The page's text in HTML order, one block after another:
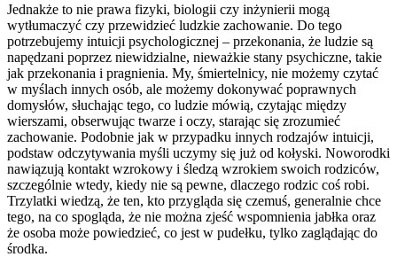
Jednakże to nie prawa fizyki, biologii czy inżynierii mogą
wytłumaczyć czy przewidzieć ludzkie zachowanie. Do tego
potrzebujemy intuicji psychologicznej – przekonania, że ludzie są
napędzani poprzez niewidzialne, nieważkie stany psychiczne, takie
jak przekonania i pragnienia. My, śmiertelnicy, nie możemy czytać
w myślach innych osób, ale możemy dokonywać poprawnych
domysłów, słuchając tego, co ludzie mówią, czytając między
wierszami, obserwując twarze i oczy, starając się zrozumieć
zachowanie. Podobnie jak w przypadku innych rodzajów intuicji,
podstaw odczytywania myśli uczymy się już od kołyski. Noworodki
nawiązują kontakt wzrokowy i śledzą wzrokiem swoich rodziców,
szczególnie wtedy, kiedy nie są pewne, dlaczego rodzic coś robi.
Trzylatki wiedzą, że ten, kto przygląda się czemuś, generalnie chce
tego, na co spogląda, że nie można zjeść wspomnienia jabłka oraz
że osoba może powiedzieć, co jest w pudełku, tylko zaglądając do
środka.